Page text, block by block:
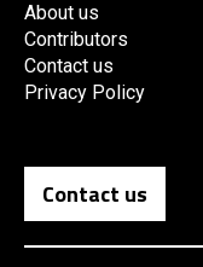
About us
Contributors
Contact us
Privacy Policy
Contact us